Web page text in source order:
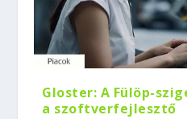
Gloster: A Fülöp-
a szoftverfejlesztő